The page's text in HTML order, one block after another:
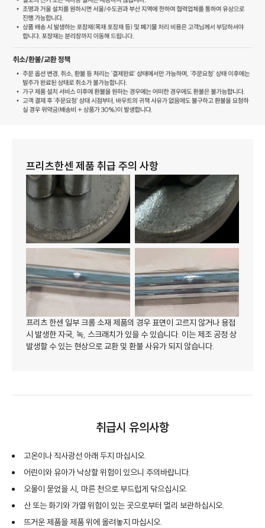
프리츠한센 제품 취급 주의 사항
프리츠 한센 일부 크롬 소재 제품의 경우 표면이 고르지 않거나 용접
시 발생한 자국, 녹, 스크래치가 있을 수 있습니다. 이는 제조 공정 상
발생할 수 있는 현상으로 교환 및 환불 사유가 되지 않습니다.
취급시 유의사항
고온이나 직사광선 아래 두지 마십시오.
어린이와 유아가 낙상할 위험이 있으니 주의바랍니다.
오물이 묻었을 시, 마른 천으로 부드럽게 닦으십시오.
산 또는 화기와 가열 위험이 있는 곳으로부터 멀리 보관하십시오.
뜨거운 제품을 제품 위에 올려놓지 마십시오.